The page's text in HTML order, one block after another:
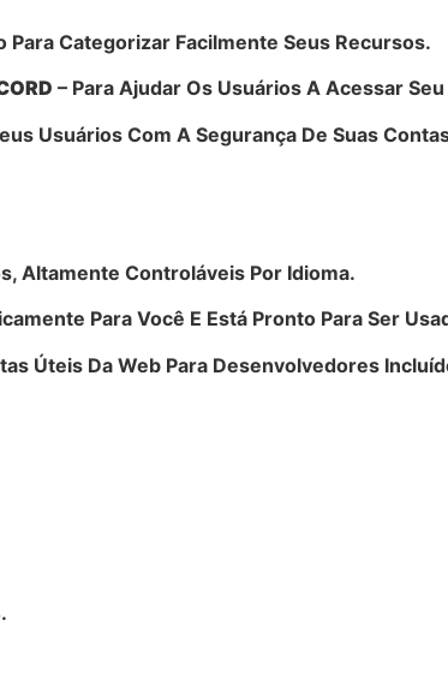
Para Categorizar Facilmente Seus Recursos.
– Para Ajudar Os Usuários A Acessar
Usuários Com A Segurança De Suas
Altamente Controláveis ​​Por Idioma.
Para Você E Está Pronto Para Ser
Úteis Da Web Para Desenvolvedores